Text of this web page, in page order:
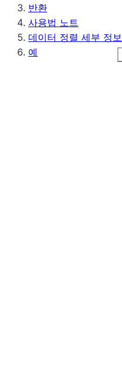
반환
사용법 노트
데이터 정렬 세부 정보
예